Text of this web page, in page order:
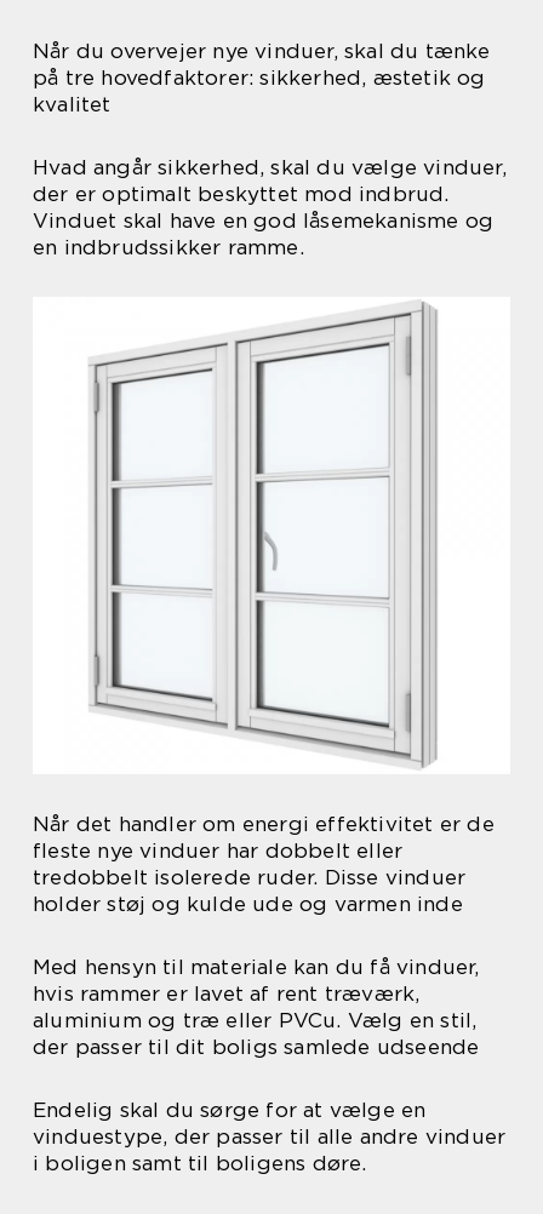
Når du overvejer nye vinduer, skal du tænke
på tre hovedfaktorer: sikkerhed, æstetik og
kvalitet
Hvad angår sikkerhed, skal du vælge vinduer,
der er optimalt beskyttet mod indbrud.
Vinduet skal have en god låsemekanisme og
en indbrudssikker ramme.
Når det handler om energi effektivitet er de
fleste nye vinduer har dobbelt eller
tredobbelt isolerede ruder. Disse vinduer
holder støj og kulde ude og varmen inde
Med hensyn til materiale kan du få vinduer,
hvis rammer er lavet af rent træværk,
aluminium og træ eller PVCu. Vælg en stil,
der passer til dit boligs samlede udseende
Endelig skal du sørge for at vælge en
vinduestype, der passer til alle andre vinduer
i boligen samt til boligens døre.